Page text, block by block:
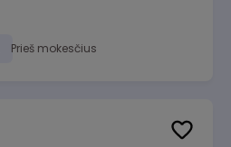
Prieš mokesčius